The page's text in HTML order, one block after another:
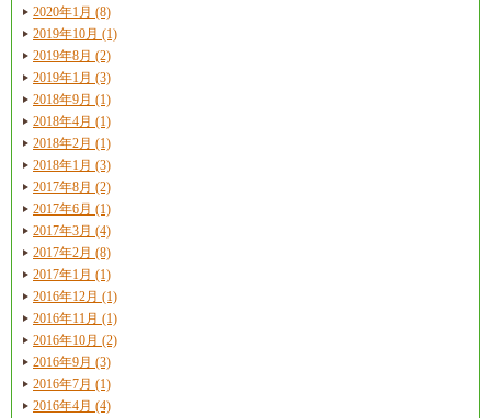
2020年1月 (8)
2019年10月 (1)
2019年8月 (2)
2019年1月 (3)
2018年9月 (1)
2018年4月 (1)
2018年2月 (1)
2018年1月 (3)
2017年8月 (2)
2017年6月 (1)
2017年3月 (4)
2017年2月 (8)
2017年1月 (1)
2016年12月 (1)
2016年11月 (1)
2016年10月 (2)
2016年9月 (3)
2016年7月 (1)
2016年4月 (4)